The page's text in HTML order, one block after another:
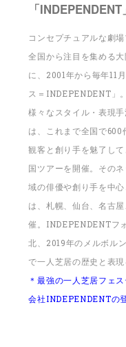
「
コンセプチュアルな劇
全国から注目を集める
に、2001年から毎年11
ス＝INDEPENDENT」
様々なスタイル・表現
は、これまで全国で600
観客と創り手を魅了し
国ツアーを開催。その
域の俳優や創り手を中
は、札幌、仙台、名古
催。INDEPENDENTフ
北、2019年のメルボル
で一人芝居の歴史と表現
＊最強の一人芝居フェ
会社INDEPENDENTの